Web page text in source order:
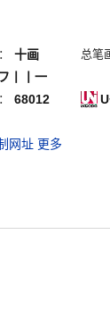
十画
总笔
丨丨一
68012
网址 更多